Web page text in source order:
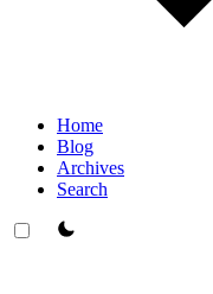
Home
Blog
Archives
Search
theme switcher